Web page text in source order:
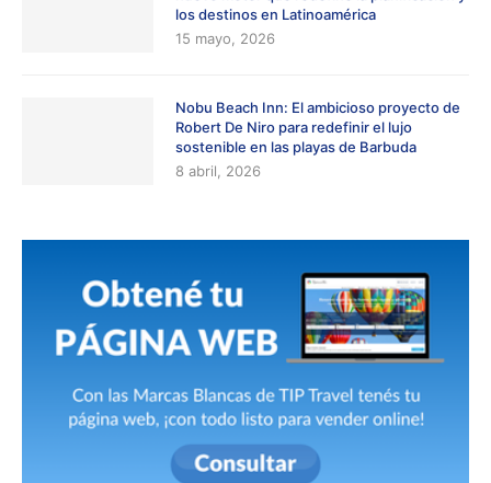
los destinos en Latinoamérica
15 mayo, 2026
Nobu Beach Inn: El ambicioso proyecto de
Robert De Niro para redefinir el lujo
sostenible en las playas de Barbuda
8 abril, 2026